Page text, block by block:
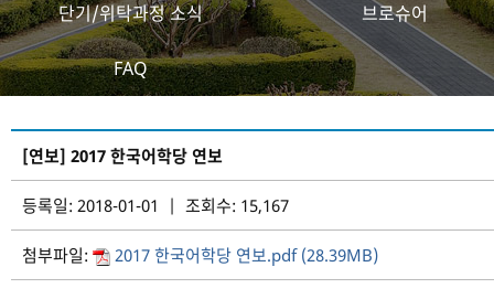
단기/위탁과정 소식 브로슈어
FAQ
[연보] 2017 한국어학당 연보
등록일: 2018-01-01 | 조회수: 15,167
첨부파일: 2017 한국어학당 연보.pdf (28.39MB)